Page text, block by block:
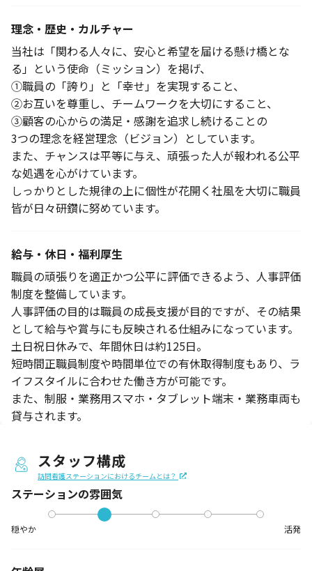
理念・歴史・カルチャー
当社は「関わる人々に、安心と希望を届ける懸け橋とな
る」という使命（ミッション）を掲げ、
①職員の「誇り」と「幸せ」を実現すること、
②お互いを尊重し、チームワークを大切にすること、
③顧客の心からの満足・感謝を追求し続けることの
3つの理念を経営理念（ビジョン）としています。
また、チャンスは平等に与え、頑張った人が報われる公平
な処遇を心がけています。
しっかりとした規律の上に個性が花開く社風を大切に職員
皆が日々研鑽に努めています。
給与・休日・福利厚生
職員の頑張りを適正かつ公平に評価できるよう、人事評価
制度を整備しています。
人事評価の目的は職員の成長支援が目的ですが、その結果
として給与や賞与にも反映される仕組みになっています。
土日祝日休みで、年間休日は約125日。
短時間正職員制度や時間単位での有休取得制度もあり、ラ
イフスタイルに合わせた働き方が可能です。
また、制服・業務用スマホ・タブレット端末・業務車両も
貸与されます。
スタッフ構成
訪問看護ステーションにおけるチームとは？
ステーションの雰囲気
穏やか 活発